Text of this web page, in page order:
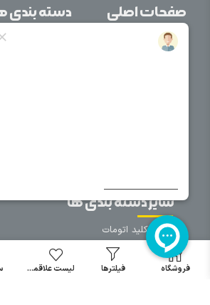
صفحات اصلی
خانه
دسته بندی
تجهیزات
سایر دسته بندی ها
خرید کلید اتومات
خرید کنتاکتور
خرید فیوز
فروشگاه فیلترها لیست علاقمندی